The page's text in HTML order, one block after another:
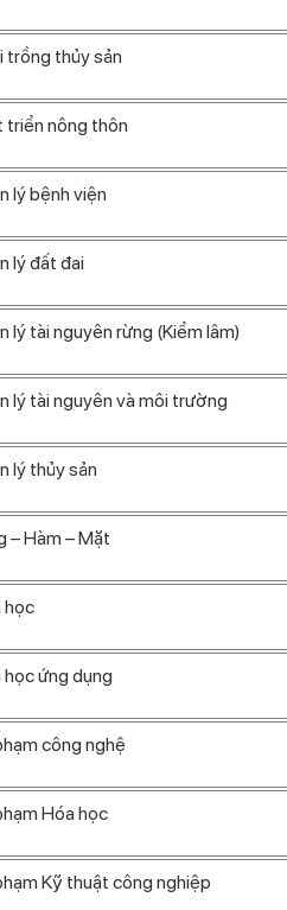
trồng thủy sản
triển nông thôn
lý bệnh viện
lý đất đai
lý tài nguyên rừng (Kiểm lâm)
lý tài nguyên và môi trường
lý thủy sản
– Hàm – Mặt
học
học ứng dụng
công nghệ
Hóa học
Kỹ thuật công nghiệp